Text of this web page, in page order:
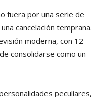
fuera por una serie de
cancelación temprana.
moderna, con 12
consolidarse como un
peculiares,